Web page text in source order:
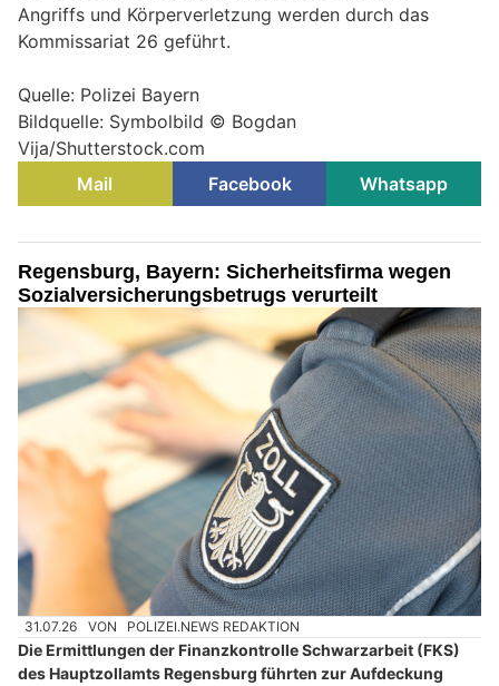
Angriffs und Körperverletzung werden durch das
Kommissariat 26 geführt.
Quelle: Polizei Bayern
Bildquelle: Symbolbild © Bogdan
Vija/Shutterstock.com
Mail
Facebook Whatsapp
Regensburg, Bayern: Sicherheitsfirma wegen
Sozialversicherungsbetrugs verurteilt
31.07.26 VON POLIZEI.NEWS REDAKTION
Die Ermittlungen der Finanzkontrolle Schwarzarbeit (FKS)
des Hauptzollamts Regensburg führten zur Aufdeckung